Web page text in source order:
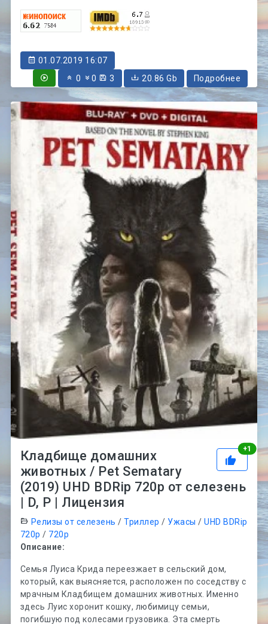
01.07.2019 16:07
0
0 3 20.86 Gb Подробнее
+1
Кладбище домашних
животных / Pet Sematary
(2019) UHD BDRip 720p от селезень
| D, P | Лицензия
Релизы от селезень /Триллер / Ужасы /UHD BDRip
720p / 720p
Описание:
Семья Луиса Крида переезжает в сельский дом,
который, как выясняется, расположен по соседству с
мрачным Кладбищем домашних животных. Именно
здесь Луис хоронит кошку, любимицу семьи,
погибшую под колесами грузовика. Эта смерть